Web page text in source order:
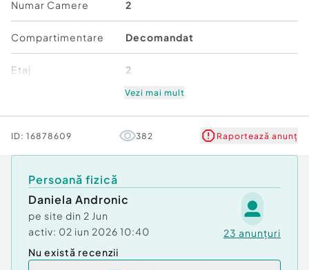
???? Preț: 115.000 Euro negociabil
???? Pentru detalii suplimentare ne puteți
contacta la:
Daniela Andronic – 0723 025 818
Confort:1
Număr Băi:1
Comision cumpărător:
Numar Camere 2
Compartimentare Decomandat
Etaj 2
Număr niveluri imobil 8
Comfort 1
Vezi mai mult
ID: 16878609 382 Raportează anunț
Persoană fizică
Daniela Andronic
pe site din 2 Jun
activ: 02 iun 2026 10:40 23 anunțuri
Nu există recenzii